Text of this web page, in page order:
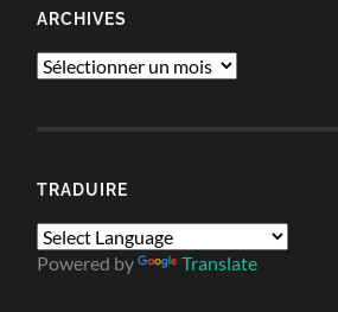
ARCHIVES
Archives
TRADUIRE
Powered by Translate